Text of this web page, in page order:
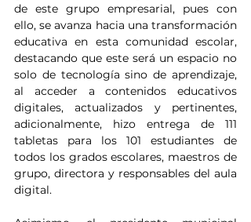
de este grupo empresarial, pues con
ello, se avanza hacia una transformación
educativa en esta comunidad escolar,
destacando que este será un espacio no
solo de tecnología sino de aprendizaje,
al acceder a contenidos educativos
digitales, actualizados y pertinentes,
adicionalmente, hizo entrega de 111
tabletas para los 101 estudiantes de
todos los grados escolares, maestros de
grupo, directora y responsables del aula
digital.